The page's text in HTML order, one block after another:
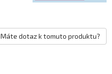
Máte dotaz k tomuto produktu?